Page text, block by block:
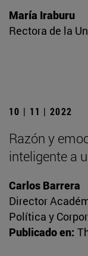
María Iraburu
Rectora de la
10 | 11 | 2022
Razón y
inteligente a
Carlos Barrera
Director
Política y
Publicado en: